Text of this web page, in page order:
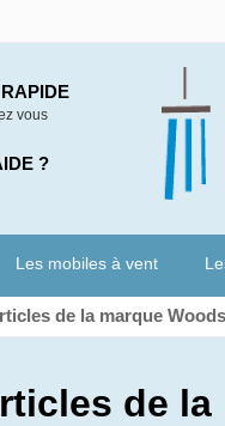
vous
?
Les mobiles à vent
de la marque
de